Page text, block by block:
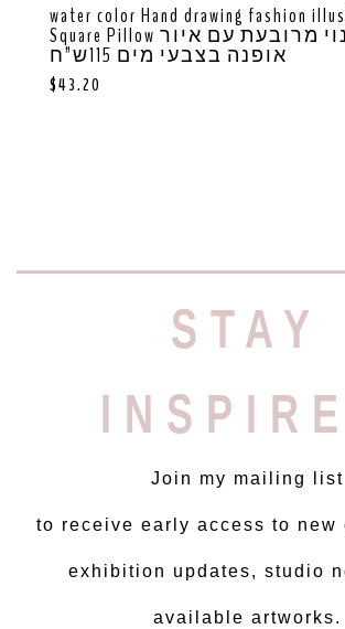
water color Hand drawing fashion
Square Pillow כרית נוי מרובעת עם איור
אופנה בצבעי מים 115ש”ח
$43.20
STAY
Join my mailing list
to receive early access to new
exhibition updates, studio
available artworks.